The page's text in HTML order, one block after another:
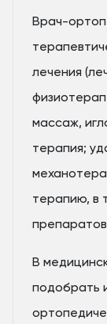
Врач-
лечения
массаж,
терапия;
терапию, в
В
подобрать